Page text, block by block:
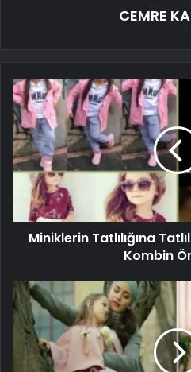
CEMRE
Miniklerin Tatlılığına
Kombin